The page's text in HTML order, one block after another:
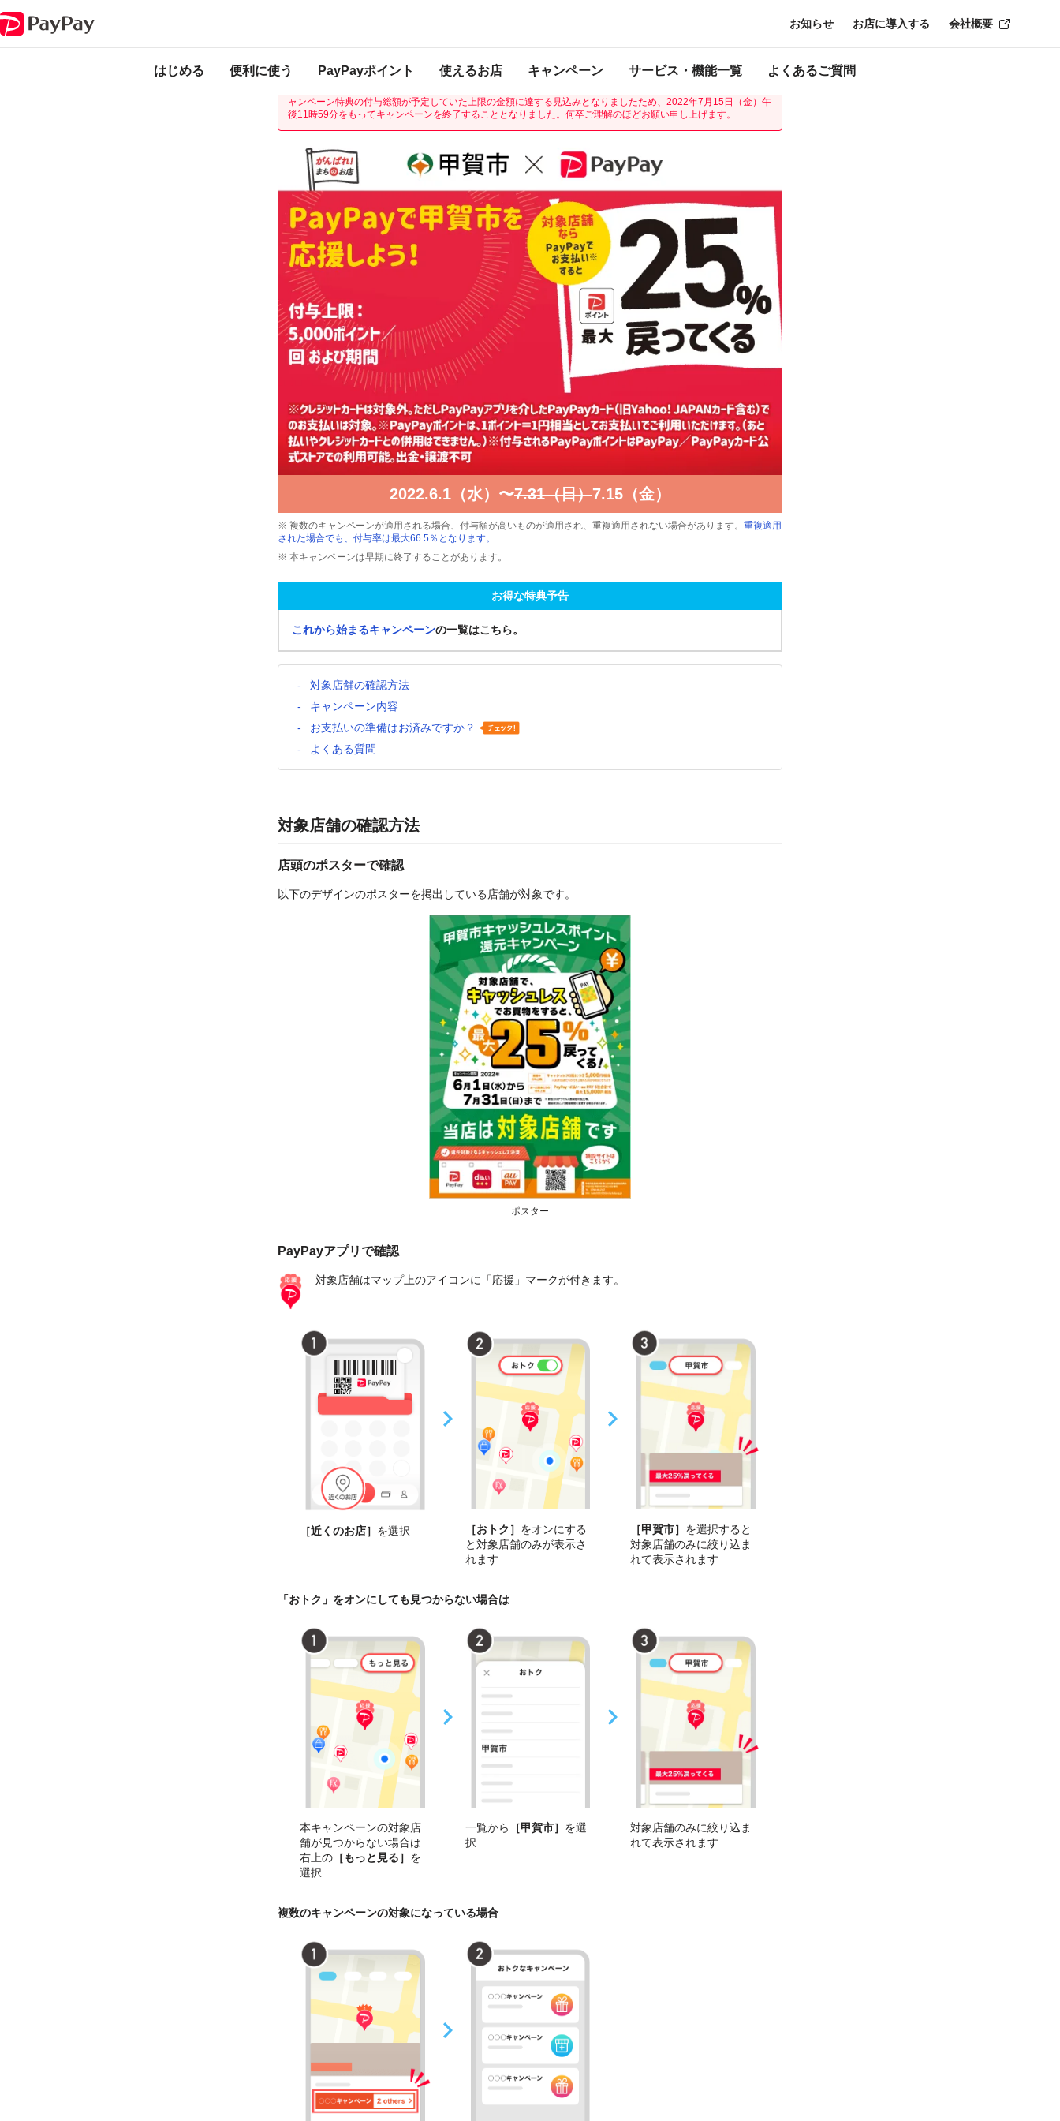
はじめる 便利に使う PayPayポイント 使えるお店 キャンペーン サービス・機能一覧 よくあるご質問
お知らせ お店に導入する 会社概要
ります。開催中のキャンペーン一覧はこちら。
ャンペーン特典の付与総額が予定していた上限の金額に達する見込みとなりましたため、2022年7月15日（金）午
後11時59分をもってキャンペーンを終了することとなりました。何卒ご理解のほどお願い申し上げます。
2022.6.1（水）〜7.31（日）7.15（金）
※ 複数のキャンペーンが適用される場合、付与額が高いものが適用され、重複適用されない場合があります。 重複適用
された場合でも、付与率は最大66.5％となります。
※ 本キャンペーンは早期に終了することがあります。
お得な特典予告
これから始まるキャンペーンの一覧はこちら。
対象店舗の確認方法
キャンペーン内容
お支払いの準備はお済みですか？
よくある質問
対象店舗の確認方法
店頭のポスターで確認
以下のデザインのポスターを掲出している店舗が対象です。
ポスター
PayPayアプリで確認
対象店舗はマップ上のアイコンに「応援」マークが付きます。
［近くのお店］ を選択 ［おトク］ をオンにする
と対象店舗のみが表示さ
れます
［甲賀市］ を選択すると
対象店舗のみに絞り込ま
れて表示されます
「おトク」をオンにしても見つからない場合は
本キャンペーンの対象店
舗が見つからない場合は
右上の ［もっと見る］ を
選択
一覧から ［甲賀市］ を選
択
対象店舗のみに絞り込ま
れて表示されます
複数のキャンペーンの対象になっている場合